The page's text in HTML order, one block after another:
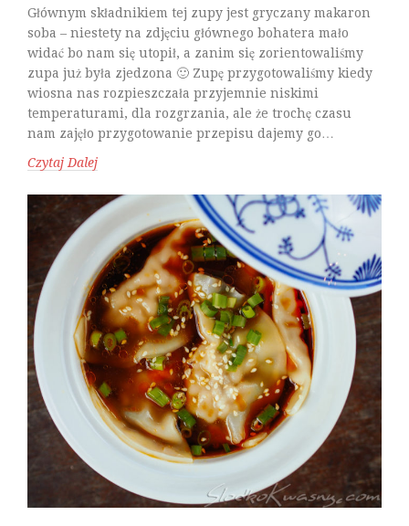
Głównym składnikiem tej zupy jest gryczany makaron
soba – niestety na zdjęciu głównego bohatera mało
widać bo nam się utopił, a zanim się zorientowaliśmy
zupa już była zjedzona 🙂 Zupę przygotowaliśmy kiedy
wiosna nas rozpieszczała przyjemnie niskimi
temperaturami, dla rozgrzania, ale że trochę czasu
nam zajęło przygotowanie przepisu dajemy go…
Czytaj Dalej